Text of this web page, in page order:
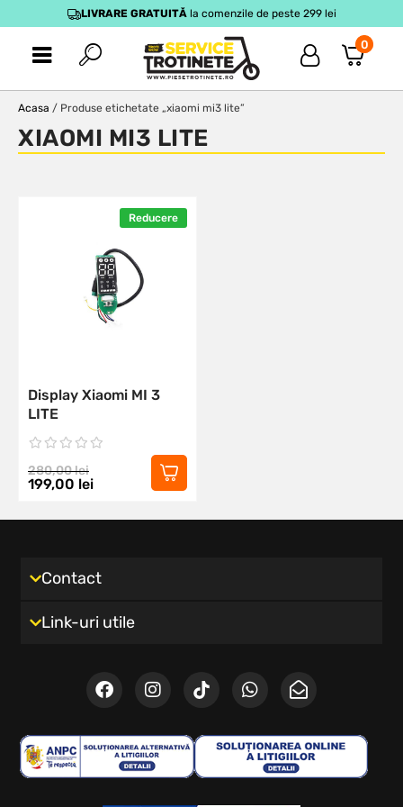
LIVRARE GRATUITĂla comenzile de peste 299 lei
0
Acasa / Produse etichetate „xiaomi mi3 lite”
XIAOMI MI3 LITE
Reducere
Display Xiaomi MI 3
LITE
280,00lei
199,00 lei
Contact
Link-uri utile